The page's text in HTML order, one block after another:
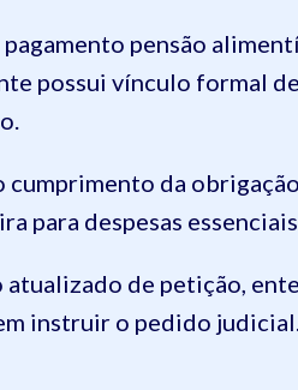
pensão
possui vínculo formal
da
para despesas
de petição,
instruir o pedido